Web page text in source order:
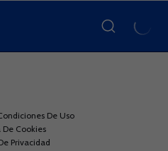
De Uso
De Cookies
Privacidad